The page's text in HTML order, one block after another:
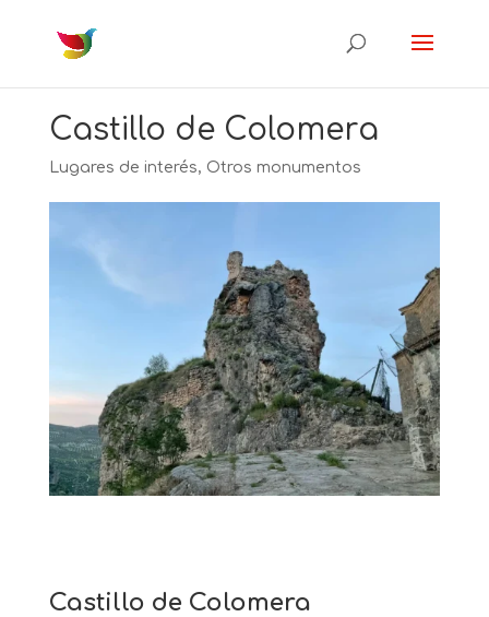
Castillo de Colomera
Lugares de interés, Otros monumentos
Castillo de Colomera